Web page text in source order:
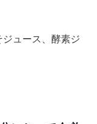
ジュース、酵素ジ